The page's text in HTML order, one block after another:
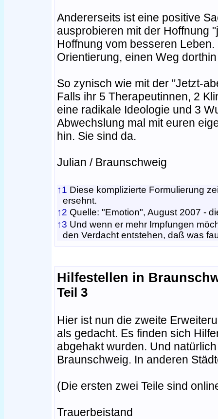
Andererseits ist eine positive
ausprobieren mit der Hoffnung
Hoffnung vom besseren
Orientierung, einen Weg
So zynisch wie mit der "Jetzt-
Falls ihr 5 Therapeutinnen, 2
eine radikale Ideologie und 3
Abwechslung mal mit euren
hin. Sie sind da.
Julian / Braunschweig
↑1 Diese komplizierte Formulierung
ersehnt.
↑2 Quelle: "Emotion", August 2007 -
↑3 Und wenn er mehr Impfungen
den Verdacht entstehen, daß was
Hilfestellen in
Teil 3
Hier ist nun die zweite
als gedacht. Es finden sich
abgehakt wurden. Und
Braunschweig. In anderen
(Die ersten zwei Teile sind
Trauerbeistand